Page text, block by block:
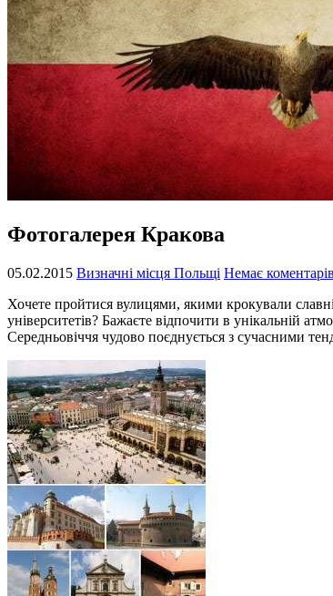
Фотогалерея Кракова
05.02.2015 Визначні місця Польщі Немає коментарів
Хочете пройтися вулицями, якими крокували
університетів? Бажаєте відпочити в унікальній
Середньовіччя чудово поєднується з сучасними